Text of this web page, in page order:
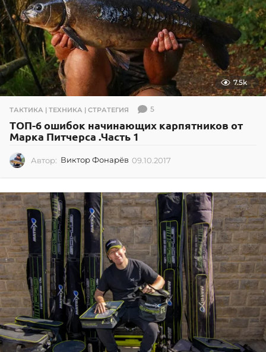
7.5k
ТАКТИКА | ТЕХНИКА | СТРАТЕГИЯ 5
ТОП-6 ошибок начинающих карпятников от
Марка Питчерса .Часть 1
Автор: Виктор Фонарёв 09.10.2017
1
0
.
2
0
1
7